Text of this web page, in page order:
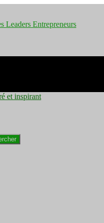
Pourquoi
et inspirant